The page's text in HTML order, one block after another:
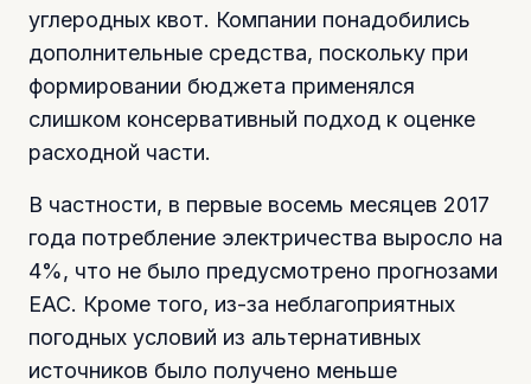
углеродных квот. Компании понадобились
дополнительные средства, поскольку при
формировании бюджета применялся
слишком консервативный подход к оценке
расходной части.
В частности, в первые восемь месяцев 2017
года потребление электричества выросло на
4%, что не было предусмотрено прогнозами
ЕАС. Кроме того, из-за неблагоприятных
погодных условий из альтернативных
источников было получено меньше